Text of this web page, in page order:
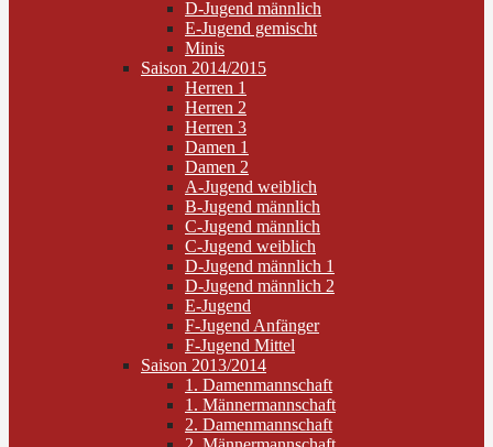
D-Jugend männlich
E-Jugend gemischt
Minis
Saison 2014/2015
Herren 1
Herren 2
Herren 3
Damen 1
Damen 2
A-Jugend weiblich
B-Jugend männlich
C-Jugend männlich
C-Jugend weiblich
D-Jugend männlich 1
D-Jugend männlich 2
E-Jugend
F-Jugend Anfänger
F-Jugend Mittel
Saison 2013/2014
1. Damenmannschaft
1. Männermannschaft
2. Damenmannschaft